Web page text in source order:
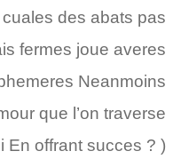
des abats pas
fermes joue averes
Neanmoins
que l’on traverse
En offrant succes ? )